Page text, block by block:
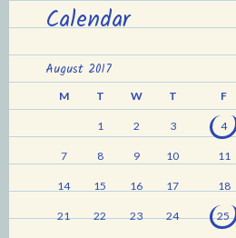
Calendar
August 2017
M T W T F
1 2 3 4
7 8 9 10 11
14 15 16 17 18
21 22 23 24 25